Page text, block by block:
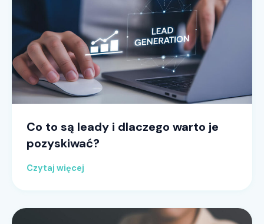
Co to są leady i dlaczego warto je
pozyskiwać?
Czytaj więcej